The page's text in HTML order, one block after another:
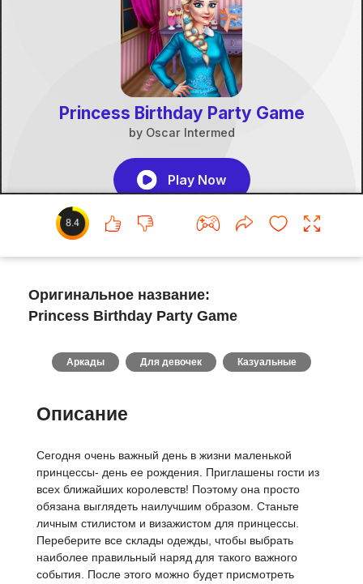
8.4
Оригинальное название:
Princess Birthday Party Game
Аркады Для девочек Казуальные
Описание
Сегодня очень важный день в жизни маленькой
принцессы- день ее рождения. Приглашены гости из
всех ближайших королевств! Поэтому она просто
обязана выглядеть наилучшим образом. Станьте
личным стилистом и визажистом для принцессы.
Переберите все склады одежды, чтобы выбрать
наиболее правильный наряд для такого важного
события. После этого можно будет присмотреть